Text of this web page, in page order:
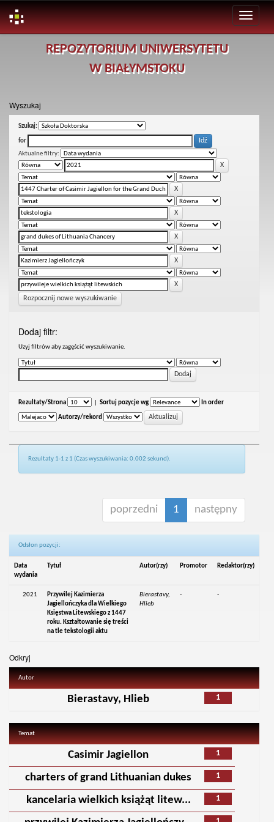
REPOZYTORIUM UNIWERSYTETU
W BIAŁYMSTOKU
Wyszukaj
Szukaj:
for
Aktualne filtry:
Rozpocznij nowe wyszukiwanie
Dodaj filtr:
Uzyj filtrów aby zagęścić wyszukiwanie.
Rezultaty/Strona Sortuj pozycje wg In order
Autorzy/rekord
Rezultaty 1-1 z 1 (Czas wyszukiwania: 0.002 sekund).
poprzedni 1 następny
Odsłon pozycji:
Data
wydania
Tytuł Autor(rzy) Promotor Redaktor(rzy)
2021
Przywilej Kazimierza
Jagiellończyka dla Wielkiego
Księstwa Litewskiego z 1447
roku. Kształtowanie się treści
na tle tekstologii aktu
Bierastavy,
Hlieb
- -
Odkryj
Autor
1
Bierastavy, Hlieb
Temat
1
Casimir Jagiellon
1
charters of grand Lithuanian dukes
1
kancelaria wielkich książąt litew...